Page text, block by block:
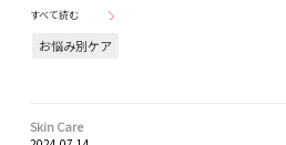
すべて読む
お悩み別ケア
Skin Care